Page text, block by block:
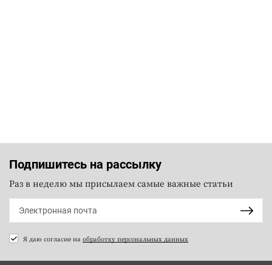
Подпишитесь на рассылку
Раз в неделю мы присылаем самые важные статьи
Я даю согласие на обработку персональных данных